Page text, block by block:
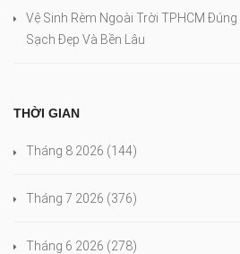
Vệ Sinh Rèm Ngoài Trời TPHCM
Sạch Đẹp Và Bền Lâu
THỜI GIAN
Tháng 8 2026 (144)
Tháng 7 2026 (376)
Tháng 6 2026 (278)